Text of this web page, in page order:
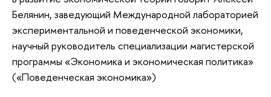
Белянин, заведующий Международной лабораторией
экспериментальной и поведенческой экономики,
научный руководитель специализации магистерской
программы «Экономика и экономическая политика»
(«Поведенческая экономика»)